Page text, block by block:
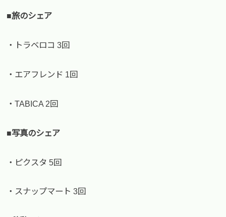
■旅のシェア
・トラベロコ 3回
・エアフレンド 1回
・TABICA 2回
■写真のシェア
・ピクスタ 5回
・スナップマート 3回